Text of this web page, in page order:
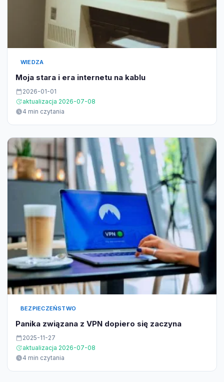
WIEDZA
Moja stara i era internetu na kablu
2026-01-01
aktualizacja 2026-07-08
4 min czytania
BEZPIECZEŃSTWO
Panika związana z VPN dopiero się zaczyna
2025-11-27
aktualizacja 2026-07-08
4 min czytania